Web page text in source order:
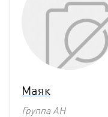
Маяк
Группа АН